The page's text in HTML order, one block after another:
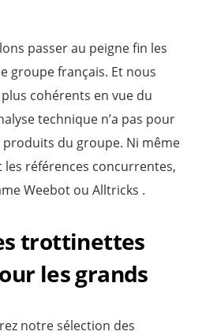
passer au peigne fin les
groupe français. Et nous
cohérents en vue du
technique n’a pas pour
du groupe. Ni même
références concurrentes,
Weebot ou Alltricks .
trottinettes
les grands
notre sélection des